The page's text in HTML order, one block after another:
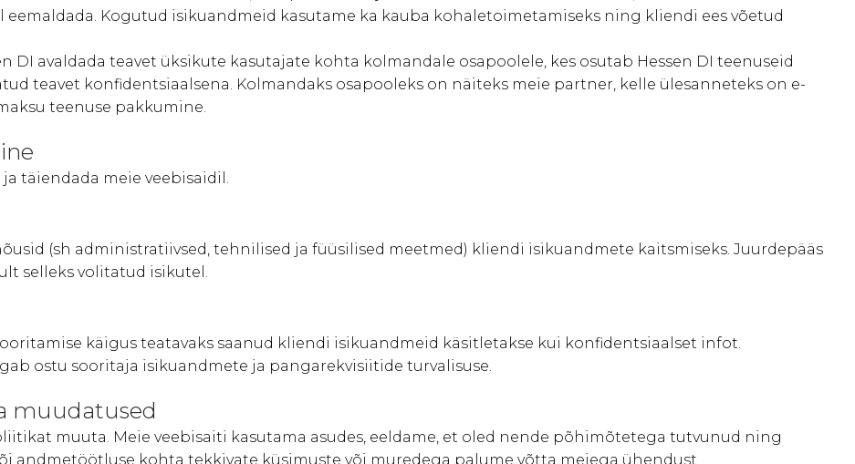
eemaldada. Kogutud isikuandmeid kasutame ka kauba kohaletoimetamiseks ning kliendi ees võetud
DI avaldada teavet üksikute kasutajate kohta kolmandale osapoolele, kes osutab Hessen DI teenuseid
teavet konfidentsiaalsena. Kolmandaks osapooleks on näiteks meie partner, kelle ülesanneteks on e-
teenuse pakkumine.
täiendada meie veebisaidil.
(sh administratiivsed, tehnilised ja füüsilised meetmed) kliendi isikuandmete kaitsmiseks. Juurdepääs
selleks volitatud isikutel.
käigus teatavaks saanud kliendi isikuandmeid käsitletakse kui konfidentsiaalset infot.
ostu sooritaja isikuandmete ja pangarekvisiitide turvalisuse.
muudatused
muuta. Meie veebisaiti kasutama asudes, eeldame, et oled nende põhimõtetega tutvunud ning
andmetöötluse kohta tekkivate küsimuste või muredega palume võtta meiega ühendust